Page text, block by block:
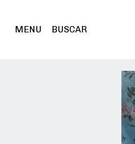
MENU BUSCAR